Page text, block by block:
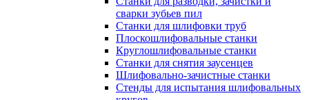
сварки зубьев пил
Станки для шлифовки труб
Плоскошлифовальные станки
Круглошлифовальные станки
Станки для снятия заусенцев
Шлифовально-зачистные станки
Стенды для испытания шлифовальных